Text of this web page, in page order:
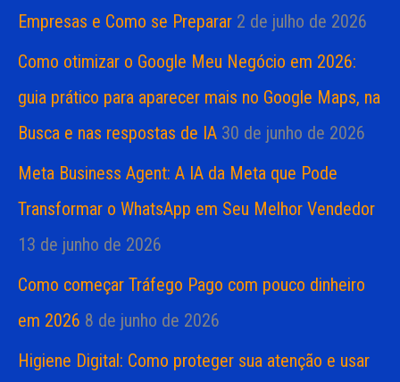
Empresas e Como se Preparar 2 de julho de 2026
Como otimizar o Google Meu Negócio em 2026:
guia prático para aparecer mais no Google Maps, na
Busca e nas respostas de IA 30 de junho de 2026
Meta Business Agent: A IA da Meta que Pode
Transformar o WhatsApp em Seu Melhor Vendedor
13 de junho de 2026
Como começar Tráfego Pago com pouco dinheiro
em 2026 8 de junho de 2026
Higiene Digital: Como proteger sua atenção e usar